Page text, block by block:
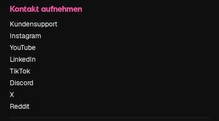
Kontakt aufnehmen
Kundensupport
Instagram
YouTube
LinkedIn
TikTok
Discord
X
Reddit